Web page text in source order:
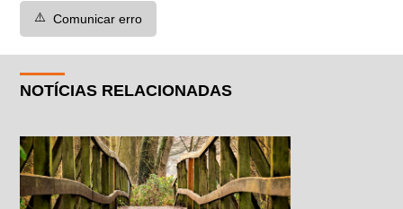
⚠️ Comunicar erro
NOTÍCIAS RELACIONADAS